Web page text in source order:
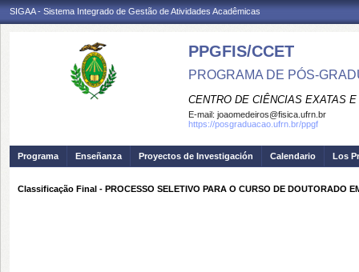
SIGAA - Sistema Integrado de Gestão de Atividades Acadêmicas
PPGFIS/CCET
PROGRAMA DE PÓS-
CENTRO DE CIÊNCIAS EXATAS
E-mail: joaomedeiros@fisica.ufrn.br
https://posgraduacao.ufrn.br/ppgf
Programa Enseñanza Proyectos de Investigación Calendario Los
Classificação Final - PROCESSO SELETIVO PARA O CURSO DE DOUTORADO